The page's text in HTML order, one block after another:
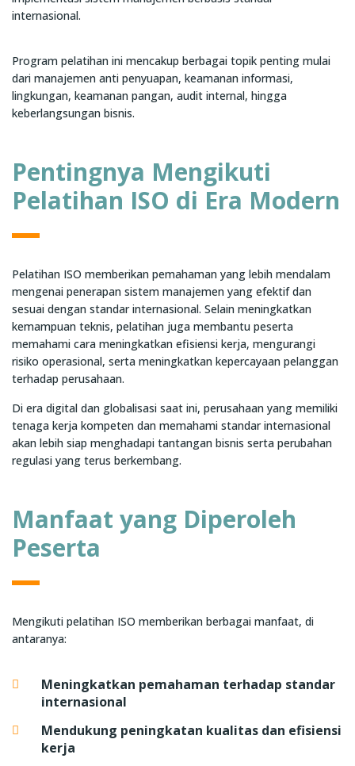
internasional.
Program pelatihan ini mencakup berbagai topik penting mulai
dari manajemen anti penyuapan, keamanan informasi,
lingkungan, keamanan pangan, audit internal, hingga
keberlangsungan bisnis.
Pentingnya Mengikuti
Pelatihan ISO di Era Modern
Pelatihan ISO memberikan pemahaman yang lebih mendalam
mengenai penerapan sistem manajemen yang efektif dan
sesuai dengan standar internasional. Selain meningkatkan
kemampuan teknis, pelatihan juga membantu peserta
memahami cara meningkatkan efisiensi kerja, mengurangi
risiko operasional, serta meningkatkan kepercayaan pelanggan
terhadap perusahaan.
Di era digital dan globalisasi saat ini, perusahaan yang memiliki
tenaga kerja kompeten dan memahami standar internasional
akan lebih siap menghadapi tantangan bisnis serta perubahan
regulasi yang terus berkembang.
Manfaat yang Diperoleh
Peserta
Mengikuti pelatihan ISO memberikan berbagai manfaat, di
antaranya:
Meningkatkan pemahaman terhadap standar
internasional
Mendukung peningkatan kualitas dan efisiensi
kerja